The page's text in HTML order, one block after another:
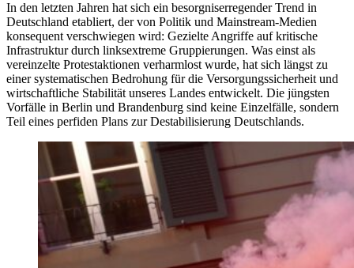
In den letzten Jahren hat sich ein besorgniserregender Trend in
Deutschland etabliert, der von Politik und Mainstream-Medien
konsequent verschwiegen wird: Gezielte Angriffe auf kritische
Infrastruktur durch linksextreme Gruppierungen. Was einst als
vereinzelte Protestaktionen verharmlost wurde, hat sich längst zu
einer systematischen Bedrohung für die Versorgungssicherheit und
wirtschaftliche Stabilität unseres Landes entwickelt. Die jüngsten
Vorfälle in Berlin und Brandenburg sind keine Einzelfälle, sondern
Teil eines perfiden Plans zur Destabilisierung Deutschlands.